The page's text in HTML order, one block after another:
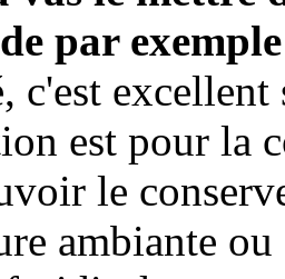
par
c'est
est pour la
le
ambiante